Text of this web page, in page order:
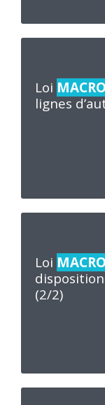
Loi
lignes
Loi
(2/2)